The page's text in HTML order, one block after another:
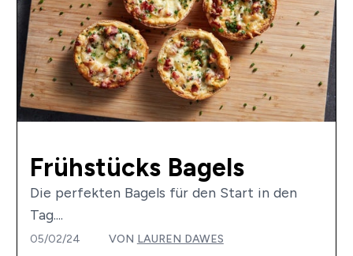
Frühstücks Bagels
Die perfekten Bagels für den Start in den
Tag....
05/02/24 VON LAUREN DAWES